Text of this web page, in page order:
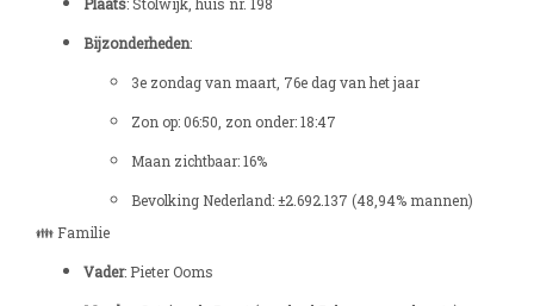
Bijzonderheden:
3e zondag van maart, 76e dag van het jaar
Zon op: 06:50, zon onder: 18:47
Maan zichtbaar: 16%
Bevolking Nederland: ±2.692.137 (48,94% mannen)
👪 Familie
Vader: Pieter Ooms